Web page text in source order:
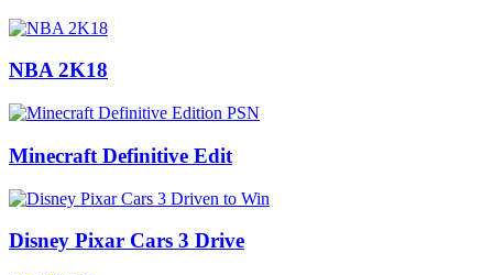
NBA 2K18
Minecraft Definitive Edit
Disney Pixar Cars 3 Drive